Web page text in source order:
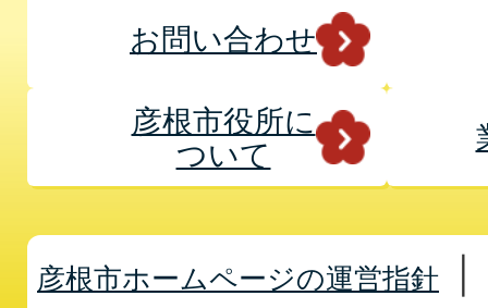
お問い合わせ
彦根市役所に
ついて
彦根市ホームページの運営指針